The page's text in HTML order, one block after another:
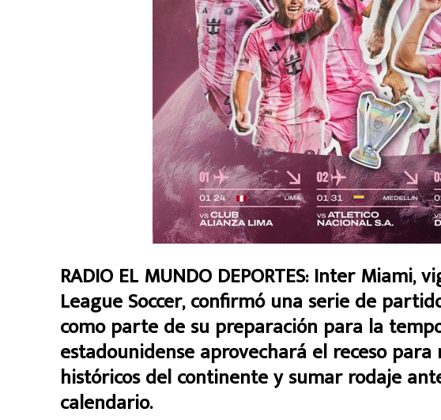
RADIO EL MUNDO DEPORTES: Inter
League Soccer, confirmó una serie de
como parte de su preparación para la
estadounidense aprovechará el receso
históricos del continente y sumar rodaje
calendario.